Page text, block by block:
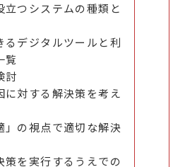
立つシステムの種類と
るデジタルツールと利
覧
討
に対する解決策を考え
」の視点で適切な解決
策を実行するうえでの